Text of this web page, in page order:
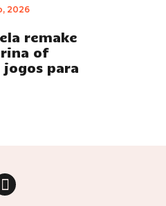
2026
remake
of
jogos para